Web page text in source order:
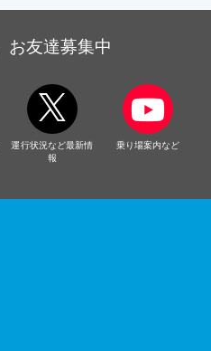
お友達募集中
運行状況など最新情
報
乗り場案内など